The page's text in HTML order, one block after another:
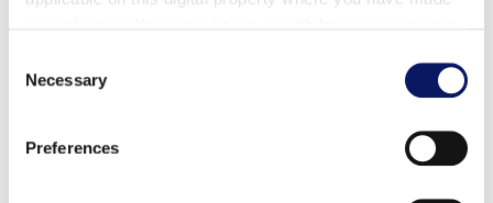
the Privacy trigger icon.
Find out more about how your personal data is processed
and set your preferences in the
Selection
Necessary
Preferences
司、プールサイド・ダイニング、ルームサービスなど、
23のワールドクラスのレストランとラウンジをお楽しみ
ください。その他、豪華なMandara Spa、ウォータース
ライダーや滝のあるグロット・プールを含む6つのプー
ル、白砂のビーチ、3つのヘルスクラブ、ジョギング・ト